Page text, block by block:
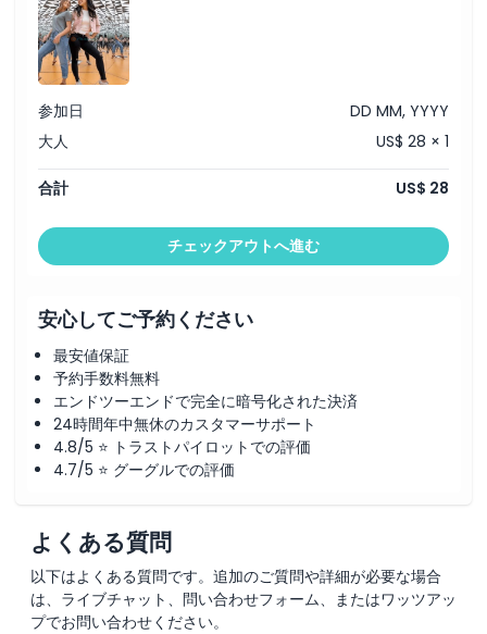
参加日
DD MM, YYYY
大人
US$ 28 × 1
合計 US$ 28
チェックアウトへ進む
安心してご予約ください
最安値保証
予約手数料無料
エンドツーエンドで完全に暗号化された決済
24時間年中無休のカスタマーサポート
4.8/5 ⭐ トラストパイロットでの評価
4.7/5 ⭐ グーグルでの評価
よくある質問
以下はよくある質問です。追加のご質問や詳細が必要な場合
は、ライブチャット、問い合わせフォーム、またはワッツアッ
プでお問い合わせください。